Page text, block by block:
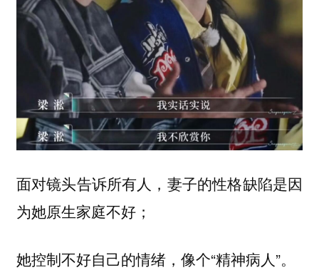
面对镜头告诉所有人，妻子的性格缺陷是因
为她原生家庭不好；
她控制不好自己的情绪，像个“精神病人”。